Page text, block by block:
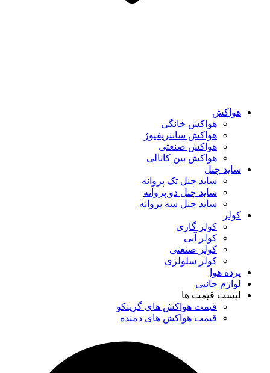
هواکش
هواکش خانگی
هواکش سانتریفیوژ
هواکش صنعتی
هواکش بین کانالی
ساید چنل
ساید چنل تک پروانه
ساید چنل دو پروانه
ساید چنل سه پروانه
کولر
کولر گازی
کولر آبی
کولر صنعتی
کولر سلولزی
پرده هوا
لوازم جانبی
لیست قیمت ها
قیمت هواکش های گرینکو
قیمت هواکش های دمنده